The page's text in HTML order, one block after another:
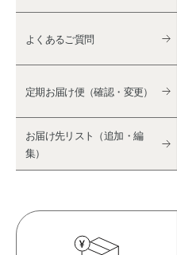
よくあるご質問
定期お届け便（確認・変更）
お届け先リスト（追加・編
集）